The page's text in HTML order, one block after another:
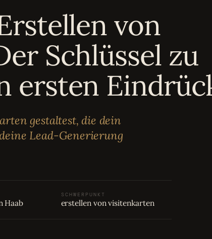
von
Schlüssel zu
ersten
gestaltest, die dein
Lead-Generierung
Haab
SCHWERPUNKT
erstellen von visitenkarten